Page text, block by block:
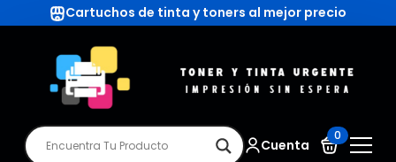
Cartuchos de tinta y toners al mejor precio
Cuenta
0